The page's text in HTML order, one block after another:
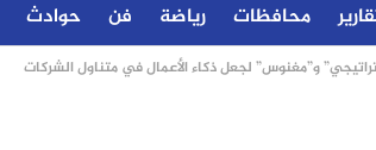
محافظات رياضة فن حوادث
و”مغنوس” لجعل ذكاء الأعمال في متناول الشركات